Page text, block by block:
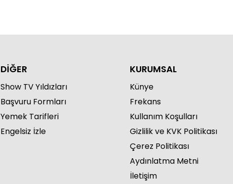
DİĞER
Show TV Yıldızları
Başvuru Formları
Yemek Tarifleri
Engelsiz İzle
KURUMSAL
Künye
Frekans
Kullanım Koşulları
Gizlilik ve KVK Politikası
Çerez Politikası
Aydınlatma Metni
İletişim